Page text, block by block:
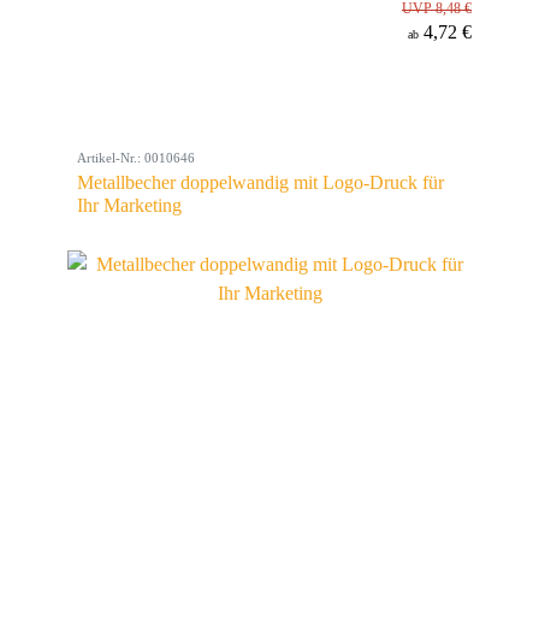
UVP 8,48 €
ab 4,72 €
Artikel-Nr.: 0010646
Metallbecher doppelwandig mit Logo-Druck für
Ihr Marketing